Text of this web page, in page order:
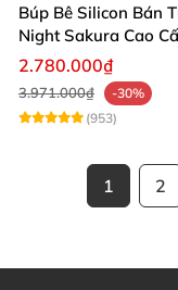
Búp Bê Silicon Bán
Night Sakura Cao
Rung Đa Chức Năng
2.780.000₫
3.971.000₫
-30%
(953)
1 2